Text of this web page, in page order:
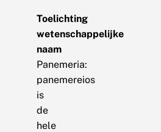
Toelichting
wetenschappelijke
naam
Panemeria:
panemereios
is
de
hele